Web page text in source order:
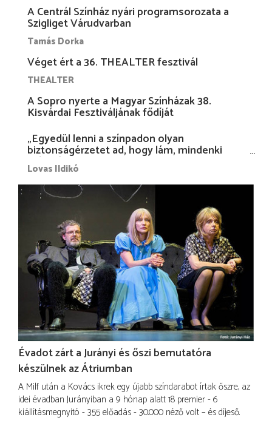
A Centrál Színház nyári programsorozata a
Szigliget Várudvarban
Tamás Dorka
Véget ért a 36. THEALTER fesztivál
THEALTER
A Sopro nyerte a Magyar Színházak 38.
Kisvárdai Fesztiváljának fődíját
„Egyedül lenni a színpadon olyan
biztonságérzetet ad, hogy lám, mindenki
más nélkül is megvagyok magammal…”
Lovas Ildikó
Évadot zárt a Jurányi és őszi bemutatóra
készülnek az Átriumban
A Milf után a Kovács ikrek egy újabb színdarabot írtak őszre, az
idei évadban Jurányiban a 9 hónap alatt 18 premier - 6
kiállításmegnyitó - 355 előadás - 30.000 néző volt – és díjeső.